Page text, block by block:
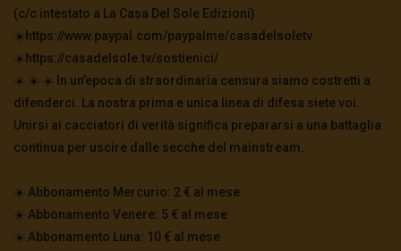
(c/c intestato a La Casa Del Sole Edizioni)
☀️https://www.paypal.com/paypalme/casadelsoletv
☀️https://casadelsole.tv/sostienici/
☀️ ☀️ ☀️ In un’epoca di straordinaria censura siamo costretti a
difenderci. La nostra prima e unica linea di difesa siete voi.
Unirsi ai cacciatori di verità significa prepararsi a una battaglia
continua per uscire dalle secche del mainstream.
☀️ Abbonamento Mercurio: 2 € al mese
☀️ Abbonamento Venere: 5 € al mese
☀️ Abbonamento Luna: 10 € al mese